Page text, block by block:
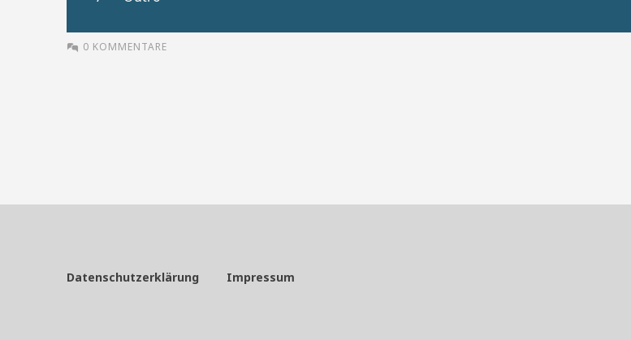
0 KOMMENTARE
Datenschutzerklärung Impressum